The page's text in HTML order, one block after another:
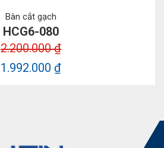
Bàn cắt gạch
HCG6-080
2.200.000 ₫
1.992.000 ₫